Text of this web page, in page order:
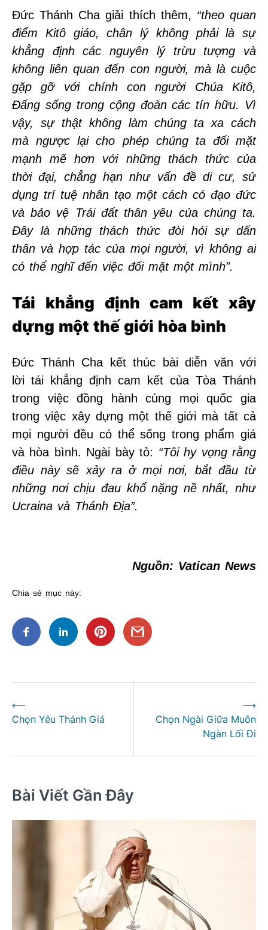
Đức Thánh Cha giải thích thêm, “theo quan
điểm Kitô giáo, chân lý không phải là sự
khẳng định các nguyên lý trừu tượng và
không liên quan đến con người, mà là cuộc
gặp gỡ với chính con người Chúa Kitô,
Đấng sống trong cộng đoàn các tín hữu. Vì
vậy, sự thật không làm chúng ta xa cách
mà ngược lại cho phép chúng ta đối mặt
mạnh mẽ hơn với những thách thức của
thời đại, chẳng hạn như vấn đề di cư, sử
dụng trí tuệ nhân tạo một cách có đạo đức
và bảo vệ Trái đất thân yêu của chúng ta.
Đây là những thách thức đòi hỏi sự dấn
thân và hợp tác của mọi người, vì không ai
có thể nghĩ đến việc đối mặt một mình”.
Tái khẳng định cam kết xây
dựng một thế giới hòa bình
Đức Thánh Cha kết thúc bài diễn văn với
lời tái khẳng định cam kết của Tòa Thánh
trong việc đồng hành cùng mọi quốc gia
trong việc xây dựng một thế giới mà tất cả
mọi người đều có thể sống trong phẩm giá
và hòa bình. Ngài bày tỏ: “Tôi hy vọng rằng
điều này sẽ xảy ra ở mọi nơi, bắt đầu từ
những nơi chịu đau khổ nặng nề nhất, như
Ucraina và Thánh Địa”.
Nguồn: Vatican News
Chia sẻ mục này:
hướng
bài
⟵
Chọn Yêu Thánh Giá
Chọn Ngài Giữa Muôn
Ngàn Lối Đi
⟶
Bài Viết Gần Đây